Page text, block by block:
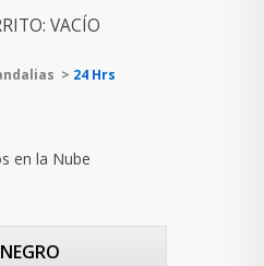
VACÍO
> 24 Hrs